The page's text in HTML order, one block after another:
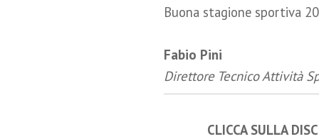
Buona stagione sportiva
Fabio Pini
Direttore Tecnico Attività
CLICCA SULLA